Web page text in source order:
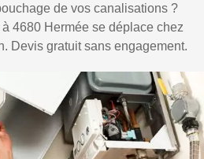
de vos canalisations ?
4680 Hermée se déplace chez
Devis gratuit sans engagement.